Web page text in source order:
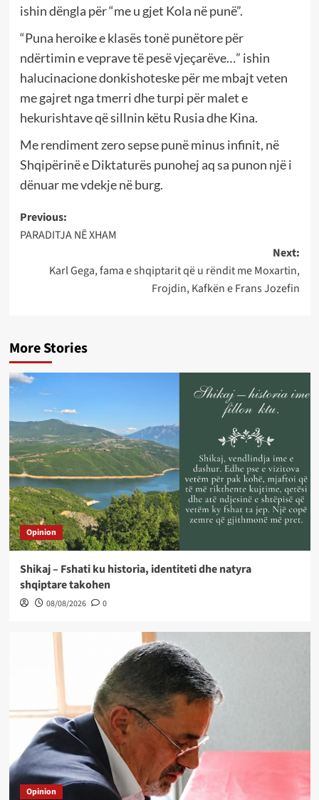
ishin dëngla për “me u gjet Kola në punë”.
“Puna heroike e klasës tonë punëtore për
ndërtimin e veprave të pesë vjeçarëve…” ishin
halucinacione donkishoteske për me mbajt veten
me gajret nga tmerri dhe turpi për malet e
hekurishtave që sillnin këtu Rusia dhe Kina.
Me rendiment zero sepse punë minus infinit, në
Shqipërinë e Diktaturës punohej aq sa punon një i
dënuar me vdekje në burg.
Post
navigation
Previous:
PARADITJA NĒ XHAM
Next:
Karl Gega, fama e shqiptarit që u rëndit me Moxartin,
Frojdin, Kafkën e Frans Jozefin
More Stories
Opinion
Shikaj – Fshati ku historia, identiteti dhe natyra
shqiptare takohen
08/08/2026 0
Opinion